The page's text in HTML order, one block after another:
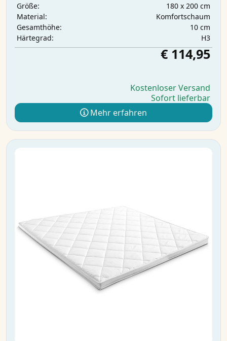
Größe:
180 x 200 cm
Material:
Komfortschaum
Gesamthöhe:
10 cm
Härtegrad:
H3
€ 114,95
Kostenloser Versand
Sofort lieferbar
Mehr erfahren